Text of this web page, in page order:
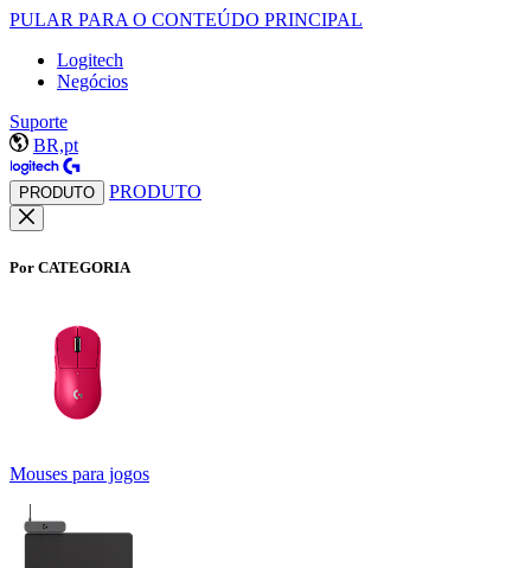
PULAR PARA O CONTEÚDO PRINCIPAL
Logitech
Negócios
Suporte
BR,pt
PRODUTO PRODUTO
Por CATEGORIA
Mouses para jogos